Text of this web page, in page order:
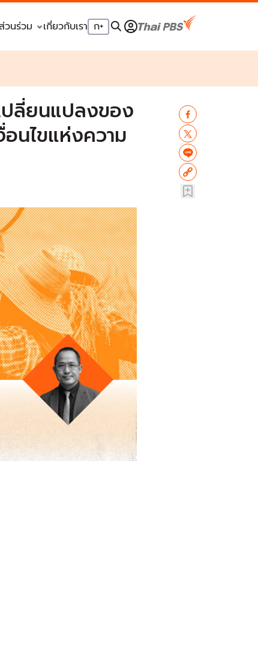
วนร่วม เกี่ยวกับเรา ก+
ปลี่ยนแปลงของ
นไขแห่งความ